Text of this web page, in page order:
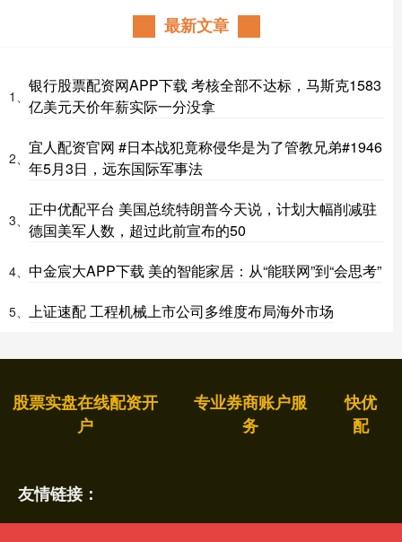
最新文章
1、
银行股票配资网APP下载 考核全部不达标，马斯克1583
亿美元天价年薪实际一分没拿
2、
宜人配资官网 #日本战犯竟称侵华是为了管教兄弟#1946
年5月3日，远东国际军事法
3、
正中优配平台 美国总统特朗普今天说，计划大幅削减驻
德国美军人数，超过此前宣布的50
4、 中金宸大APP下载 美的智能家居：从“能联网”到“会思考”
5、 上证速配 工程机械上市公司多维度布局海外市场
股票实盘在线配资开
户
专业券商账户服
务
快优
配
友情链接：